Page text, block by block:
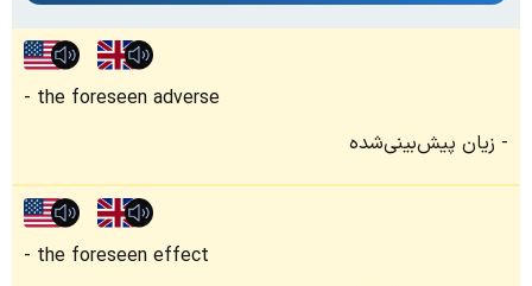
the foreseen adverse
زیان پیش‌بینی‌شده
the foreseen effect